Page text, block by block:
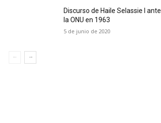
Discurso de Haile Selassie I ante
la ONU en 1963
5 de junio de 2020